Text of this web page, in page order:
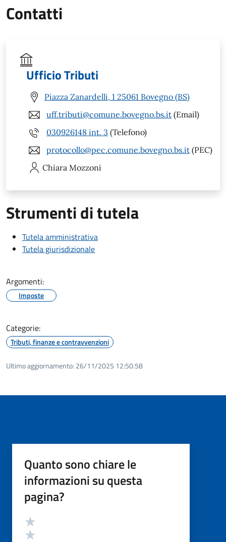
Contatti
Ufficio Tributi
Piazza Zanardelli, 1 25061 Bovegno (BS)
uff.tributi@comune.bovegno.bs.it (Email)
030926148 int. 3 (Telefono)
protocollo@pec.comune.bovegno.bs.it (PEC)
Chiara Mozzoni
Strumenti di tutela
Tutela amministrativa
Tutela giurisdizionale
Argomenti:
Imposte
Categorie:
Tributi, finanze e contravvenzioni
Ultimo aggiornamento: 26/11/2025 12:50.58
Quanto sono chiare le
informazioni su questa
pagina?
Valutazione